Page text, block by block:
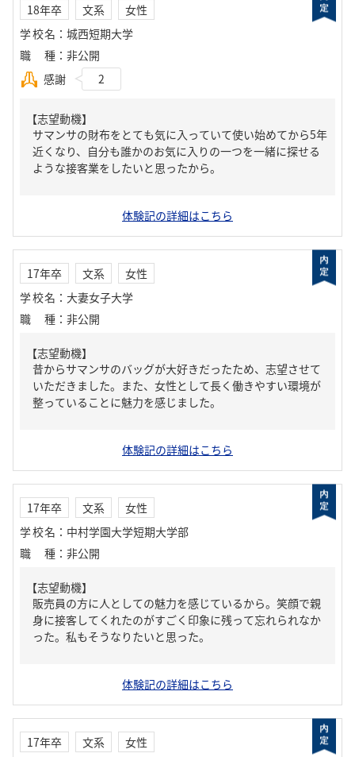
18年卒 文系
女性
学校名 ： 城西短期大学
職種 ： 非公開
感謝
2
【志望動機】
サマンサの財布をとても気に入っていて使い始めてから5年
近くなり、自分も誰かのお気に入りの一つを一緒に探せる
ような接客業をしたいと思ったから。
体験記の詳細はこちら
17年卒 文系
女性
学校名 ： 大妻女子大学
職種 ： 非公開
【志望動機】
昔からサマンサのバッグが大好きだったため、志望させて
いただきました。また、女性として長く働きやすい環境が
整っていることに魅力を感じました。
体験記の詳細はこちら
17年卒 文系
女性
学校名 ： 中村学園大学短期大学部
職種 ： 非公開
【志望動機】
販売員の方に人としての魅力を感じているから。笑顔で親
身に接客してくれたのがすごく印象に残って忘れられなか
った。私もそうなりたいと思った。
体験記の詳細はこちら
17年卒 文系
女性